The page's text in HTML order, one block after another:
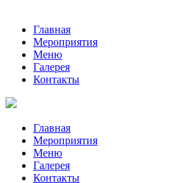
Главная
Мероприятия
Меню
Галерея
Контакты
Главная
Мероприятия
Меню
Галерея
Контакты